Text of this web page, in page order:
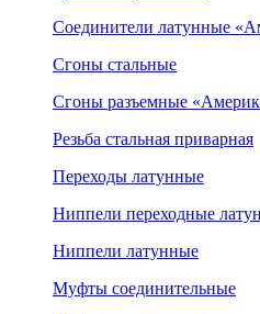
Соединители латунные
Сгоны стальные
Сгоны разъемные
Резьба стальная приварная
Переходы латунные
Ниппели переходные
Ниппели латунные
Муфты соединительные